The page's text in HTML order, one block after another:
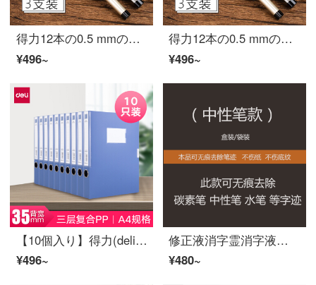
得力12本の0.5 mmの弾头ジェルペ色ジェルペペン署名ペン炭素笔S 95
¥496~
得力12本の0.5 mmの弾头ジェルペ色ジェルペペン署名ペン炭素笔S 95
¥496~
【10個入り】得力(deli)ファイルケースプラスチックフューエルボックスA 4デカイボックスフォルダ収納証明書オーフティ用品卸売りA 4/背幅35 mm
¥496~
修正液消字霊消字液迹のし字迹を消します。液消字ア-テ·ファック·カーボンペンジェルペンプリントジェルベニューブラックペンなどです。
¥480~